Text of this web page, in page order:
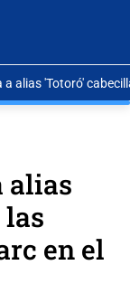
alias 'Totoró'
alias
en el